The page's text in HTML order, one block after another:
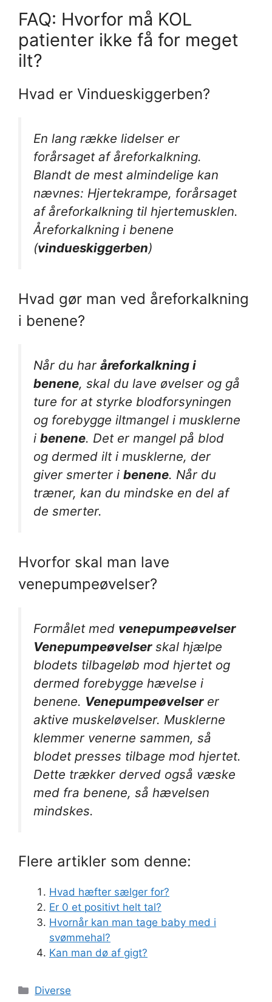
FAQ: Hvorfor må KOL
patienter ikke få for meget
ilt?
Hvad er Vindueskiggerben?
En lang række lidelser er
forårsaget af åreforkalkning.
Blandt de mest almindelige kan
nævnes: Hjertekrampe, forårsaget
af åreforkalkning til hjertemusklen.
Åreforkalkning i benene
(vindueskiggerben)
Hvad gør man ved åreforkalkning
i benene?
Når du har åreforkalkning i
benene, skal du lave øvelser og gå
ture for at styrke blodforsyningen
og forebygge iltmangel i musklerne
i benene. Det er mangel på blod
og dermed ilt i musklerne, der
giver smerter i benene. Når du
træner, kan du mindske en del af
de smerter.
Hvorfor skal man lave
venepumpeøvelser?
Formålet med venepumpeøvelser
Venepumpeøvelserskal hjælpe
blodets tilbageløb mod hjertet og
dermed forebygge hævelse i
benene. Venepumpeøvelserer
aktive muskeløvelser. Musklerne
klemmer venerne sammen, så
blodet presses tilbage mod hjertet.
Dette trækker derved også væske
med fra benene, så hævelsen
mindskes.
Flere artikler som denne:
Hvad hæfter sælger for?
Er 0 et positivt helt tal?
Hvornår kan man tage baby med i
svømmehal?
Kan man dø af gigt?
Kategorier
Diverse